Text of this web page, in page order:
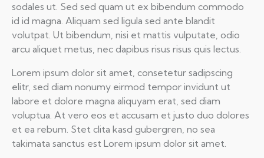
sodales ut. Sed sed quam ut ex bibendum commodo
id id magna. Aliquam sed ligula sed ante blandit
volutpat. Ut bibendum, nisi et mattis vulputate, odio
arcu aliquet metus, nec dapibus risus risus quis lectus.
Lorem ipsum dolor sit amet, consetetur sadipscing
elitr, sed diam nonumy eirmod tempor invidunt ut
labore et dolore magna aliquyam erat, sed diam
voluptua. At vero eos et accusam et justo duo dolores
et ea rebum. Stet clita kasd gubergren, no sea
takimata sanctus est Lorem ipsum dolor sit amet.